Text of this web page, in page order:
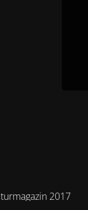
2017